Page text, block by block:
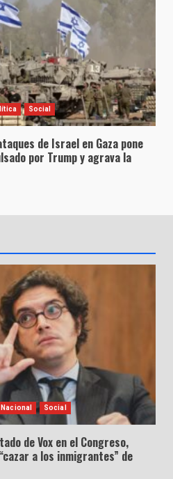
Social
de Israel en Gaza pone
por Trump y agrava la
Nacional Social
de Vox en el Congreso,
a los inmigrantes” de